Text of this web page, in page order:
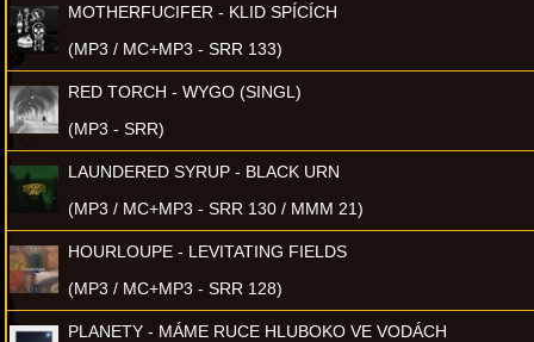
MOTHERFUCIFER - KLID SPÍCÍCH
(MP3 / MC+MP3 - SRR 133)
RED TORCH - WYGO (SINGL)
(MP3 - SRR)
LAUNDERED SYRUP - BLACK URN
(MP3 / MC+MP3 - SRR 130 / MMM 21)
HOURLOUPE - LEVITATING FIELDS
(MP3 / MC+MP3 - SRR 128)
PLANETY - MÁME RUCE HLUBOKO VE VODÁCH